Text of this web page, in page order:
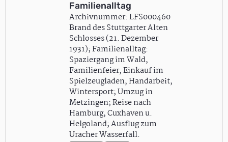
Familienalltag
Archivnummer: LFS000460
Brand des Stuttgarter Alten
Schlosses (21. Dezember
1931); Familienalltag:
Spaziergang im Wald,
Familienfeier, Einkauf im
Spielzeugladen, Handarbeit,
Wintersport; Umzug in
Metzingen; Reise nach
Hamburg, Cuxhaven u.
Helgoland; Ausflug zum
Uracher Wasserfall.